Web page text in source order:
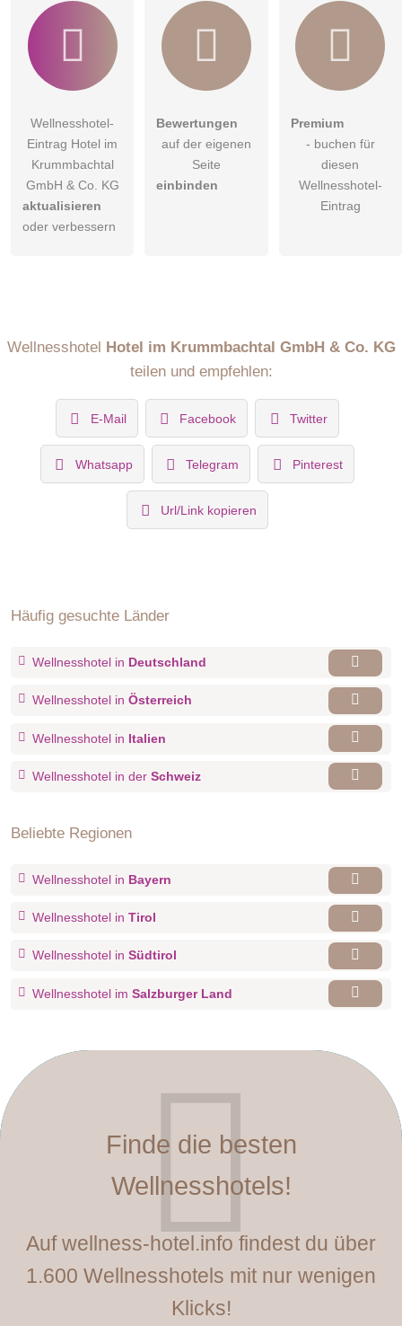
Wellnesshotel-
Eintrag Hotel im
Krummbachtal
GmbH & Co. KG
aktualisieren
oder verbessern
Bewertungen
auf der eigenen
Seite
einbinden
Premium
- buchen für
diesen
Wellnesshotel-
Eintrag
Wellnesshotel Hotel im Krummbachtal GmbH & Co. KG
teilen und empfehlen:
E-Mail Facebook Twitter
Whatsapp Telegram Pinterest
Url/Link kopieren
Häufig gesuchte Länder
Wellnesshotel in Deutschland
Wellnesshotel in Österreich
Wellnesshotel in Italien
Wellnesshotel in der Schweiz
Beliebte Regionen
Wellnesshotel in Bayern
Wellnesshotel in Tirol
Wellnesshotel in Südtirol
Wellnesshotel im Salzburger Land
Finde die besten
Wellnesshotels!
Auf wellness-hotel.info findest du über
1.600 Wellnesshotels mit nur wenigen
Klicks!